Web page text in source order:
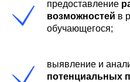
предоставление
возможностей в
обучающегося;
выявление и
потенциальных